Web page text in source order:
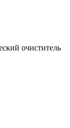
очиститель